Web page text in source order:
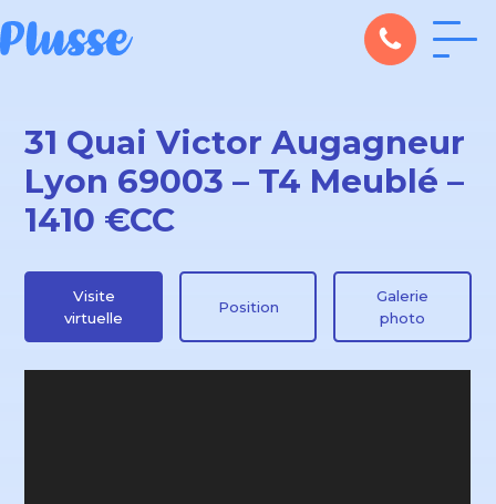
31 Quai Victor Augagneur
Lyon 69003 – T4 Meublé –
1410 €CC
Visite
virtuelle
Position
Galerie
photo